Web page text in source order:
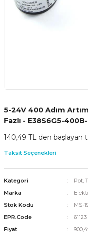
5-24V 400 Adım
Fazlı - E38S6G5-
140,49 TL den başlayan
Taksit Seçenekleri
Kategori Pot,
Marka
Stok Kodu
MS-
EPR.Code
61123
Fiyat